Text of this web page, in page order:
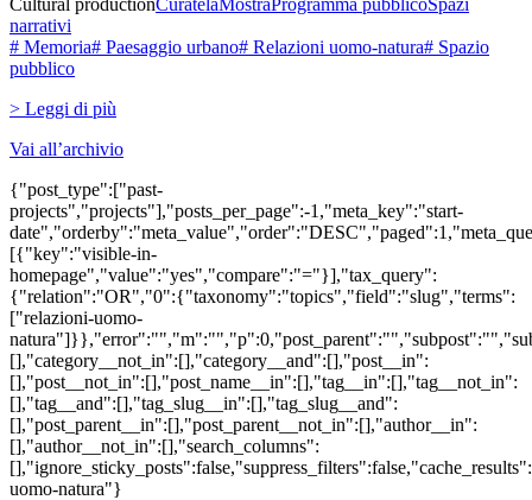
narrativi
# Memoria# Paesaggio urbano# Relazioni uomo-natura# Spazio
pubblico
> Leggi di più
Vai all’archivio
{"post_type":["past-
projects","projects"],"posts_per_page":-1,"meta_key":"start-
[{"key":"visible-in-
homepage","value":"yes","compare":"="}],"tax_query":
{"relation":"OR","0":{"taxonomy":"topics","field":"slug","terms":
["relazioni-uomo-
[],"category__not_in":[],"category__and":[],"post__in":
[],"post__not_in":[],"post_name__in":[],"tag__in":[],"tag__not_in":
[],"tag__and":[],"tag_slug__in":[],"tag_slug__and":
[],"post_parent__in":[],"post_parent__not_in":[],"author__in":
[],"author__not_in":[],"search_columns":
uomo-natura"}